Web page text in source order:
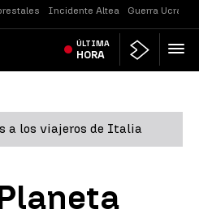
Incidente Altea Guerra Ucrania
ÚLTIMA
HORA
a los viajeros de Italia